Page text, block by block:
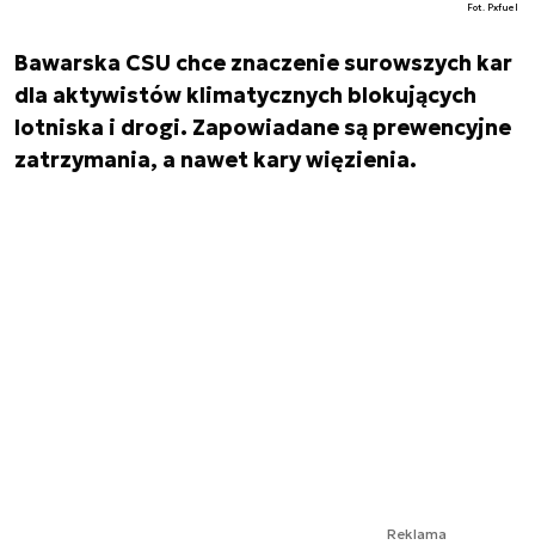
Fot. Pxfuel
Bawarska CSU chce znaczenie surowszych kar
dla aktywistów klimatycznych blokujących
lotniska i drogi. Zapowiadane są prewencyjne
zatrzymania, a nawet kary więzienia.
Reklama